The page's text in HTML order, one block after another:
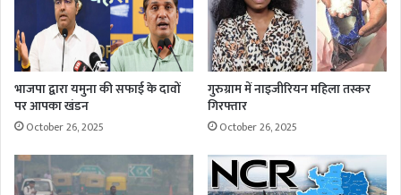
भाजपा द्वारा यमुना की सफाई के दावों
पर आपका खंडन
October 26, 2025
गुरुग्राम में नाइजीरियन महिला तस्कर
गिरफ्तार
October 26, 2025